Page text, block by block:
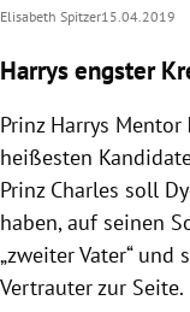
Elisabeth Spitzer15.04.2019
Harrys engster
Prinz Harrys Mentor
heißesten
Prinz Charles soll
haben, auf seinen
„zweiter Vater“ und
Vertrauter zur Seite.